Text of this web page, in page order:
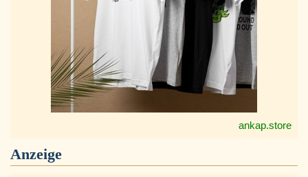
ankap.store
Anzeige